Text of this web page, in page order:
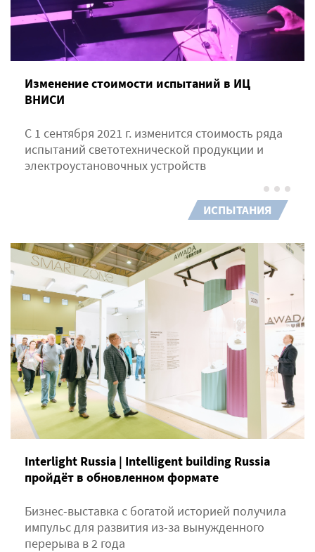
Изменение стоимости испытаний в ИЦ
ВНИСИ
С 1 сентября 2021 г. изменится стоимость ряда
испытаний светотехнической продукции и
электроустановочных устройств
ИСПЫТАНИЯ
Interlight Russia | Intelligent building Russia
пройдёт в обновленном формате
Бизнес-выставка с богатой историей получила
импульс для развития из-за вынужденного
перерыва в 2 года